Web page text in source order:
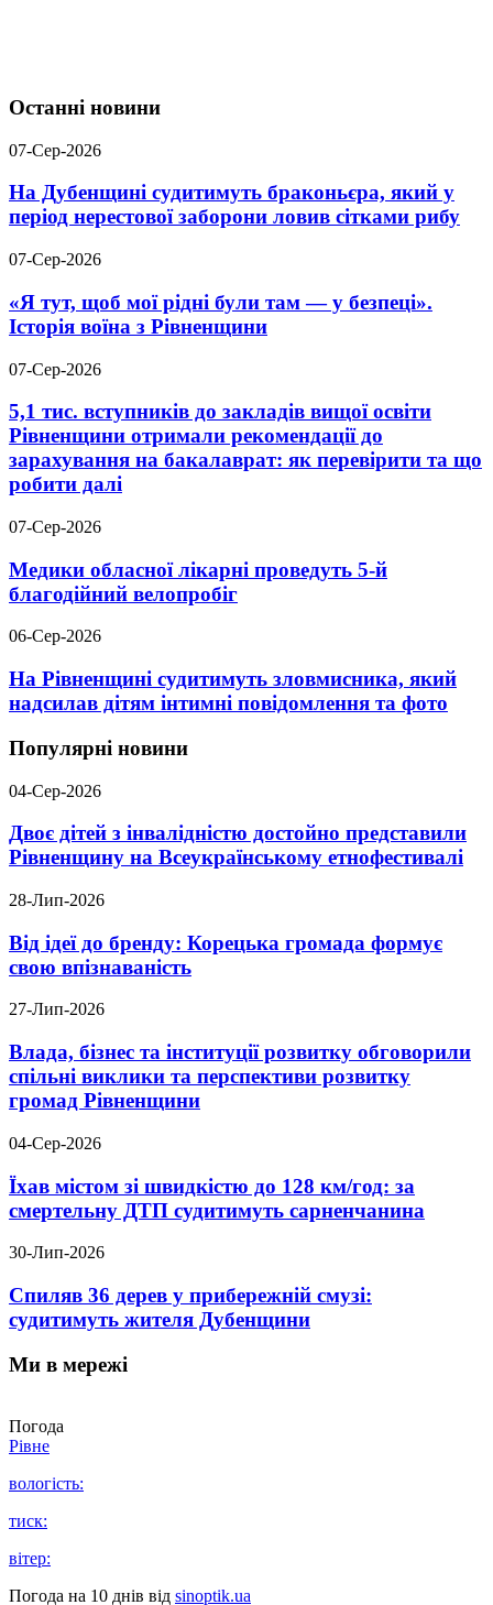
Останні новини
07-Сер-2026
На Дубенщині судитимуть браконьєра, який у
період нерестової заборони ловив сітками рибу
07-Сер-2026
«Я тут, щоб мої рідні були там — у безпеці».
Історія воїна з Рівненщини
07-Сер-2026
5,1 тис. вступників до закладів вищої освіти
Рівненщини отримали рекомендації до
зарахування на бакалаврат: як перевірити та що
робити далі
07-Сер-2026
Медики обласної лікарні проведуть 5-й
благодійний велопробіг
06-Сер-2026
На Рівненщині судитимуть зловмисника, який
надсилав дітям інтимні повідомлення та фото
Популярні новини
04-Сер-2026
Двоє дітей з інвалідністю достойно представили
Рівненщину на Всеукраїнському етнофестивалі
28-Лип-2026
Від ідеї до бренду: Корецька громада формує
свою впізнаваність
27-Лип-2026
Влада, бізнес та інституції розвитку обговорили
спільні виклики та перспективи розвитку
громад Рівненщини
04-Сер-2026
Їхав містом зі швидкістю до 128 км/год: за
смертельну ДТП судитимуть сарненчанина
30-Лип-2026
Спиляв 36 дерев у прибережній смузі:
судитимуть жителя Дубенщини
Ми в мережі
Погода
Рівне
вологість:
тиск:
вітер:
Погода на 10 днів від sinoptik.ua